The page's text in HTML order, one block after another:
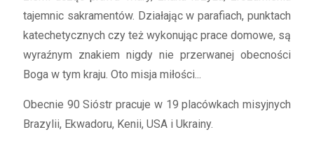
tajemnic sakramentów. Działając w parafiach, punktach
katechetycznych czy też wykonując prace domowe, są
wyraźnym znakiem nigdy nie przerwanej obecności
Boga w tym kraju. Oto misja miłości...
Obecnie 90 Sióstr pracuje w 19 placówkach misyjnych
Brazylii, Ekwadoru, Kenii, USA i Ukrainy.